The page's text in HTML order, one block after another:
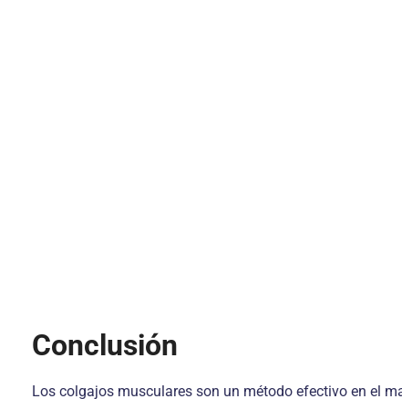
Conclusión
Los colgajos musculares son un método efectivo en el